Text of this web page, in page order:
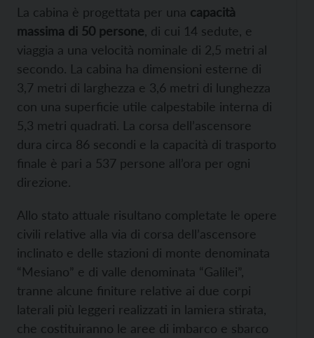
La cabina è progettata per una capacità
massima di 50 persone , di cui 14 sedute, e
viaggia a una velocità nominale di 2,5 metri al
secondo. La cabina ha dimensioni esterne di
3,7 metri di larghezza e 3,6 metri di lunghezza
con una superficie utile calpestabile interna di
5,3 metri quadrati. La corsa dell’ascensore
dura circa 86 secondi e la capacità di trasporto
finale è pari a 537 persone all’ora per ogni
direzione.
Allo stato attuale risultano completate le opere
civili relative alla via di corsa dell’ascensore
inclinato e delle stazioni di monte denominata
“Mesiano” e di valle denominata “Galilei”,
tranne alcune finiture relative ai due corpi
laterali più leggeri realizzati in lamiera stirata,
che costituiranno le aree di imbarco e sbarco